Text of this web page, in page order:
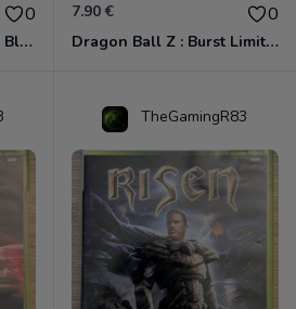
0
Dragon Ball Z - Raging Blast Xbox 360
7.90 € 0
Dragon Ball Z : Burst Limit Xbox 360
TheGamingR83